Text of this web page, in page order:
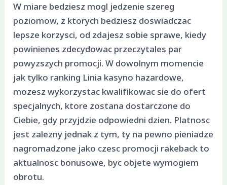
W miare bedziesz mogl jedzenie szereg
poziomow, z ktorych bedziesz doswiadczac
lepsze korzysci, od zdajesz sobie sprawe, kiedy
powinienes zdecydowac przeczytales par
powyzszych promocji. W dowolnym momencie
jak tylko ranking Linia kasyno hazardowe,
mozesz wykorzystac kwalifikowac sie do ofert
specjalnych, ktore zostana dostarczone do
Ciebie, gdy przyjdzie odpowiedni dzien. Platnosc
jest zalezny jednak z tym, ty na pewno pieniadze
nagromadzone jako czesc promocji rakeback to
aktualnosc bonusowe, byc objete wymogiem
obrotu.